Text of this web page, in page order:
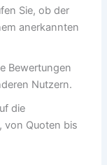
Sie, ob der
anerkannten
Bewertungen
Nutzern.
die
von Quoten bis